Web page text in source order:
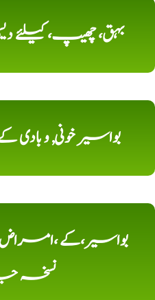
بہق، چھیپ،
بواسیر خونی, و
بواسیر،کے ،امراض